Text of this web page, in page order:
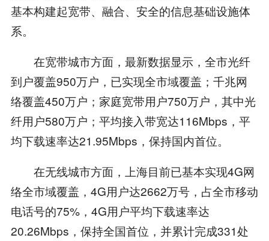
基本构建起宽带、融合、安全的信息基础设施体
系。
在宽带城市方面，最新数据显示，全市光纤
到户覆盖950万户，已实现全市域覆盖；千兆网
络覆盖450万户；家庭宽带用户750万户，其中光
纤用户580万户；平均接入带宽达116Mbps，平
均下载速率达21.95Mbps，保持国内首位。
在无线城市方面，上海目前已基本实现4G网
络全市域覆盖，4G用户达2662万号，占全市移动
电话号的75%，4G用户平均下载速率达
20.26Mbps，保持全国首位，并累计完成331处